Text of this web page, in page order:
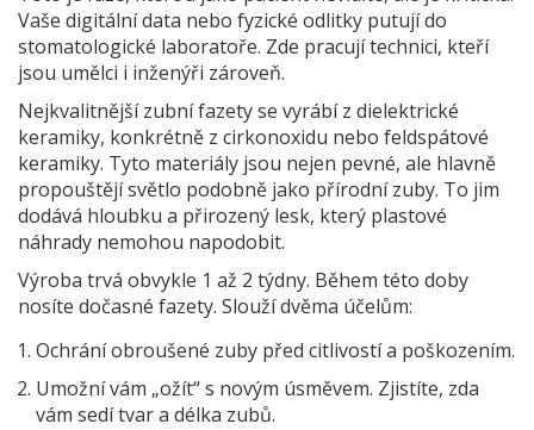
Vaše digitální data nebo fyzické odlitky putují do
stomatologické laboratoře. Zde pracují technici, kteří
jsou umělci i inženýři zároveň.
Nejkvalitnější zubní fazety se vyrábí z dielektrické
keramiky, konkrétně z cirkonoxidu nebo feldspátové
keramiky. Tyto materiály jsou nejen pevné, ale hlavně
propouštějí světlo podobně jako přírodní zuby. To jim
dodává hloubku a přirozený lesk, který plastové
náhrady nemohou napodobit.
Výroba trvá obvykle 1 až 2 týdny. Během této doby
nosíte dočasné fazety. Slouží dvěma účelům:
Ochrání obroušené zuby před citlivostí a poškozením.
Umožní vám „ožít“ s novým úsměvem. Zjistíte, zda
vám sedí tvar a délka zubů.